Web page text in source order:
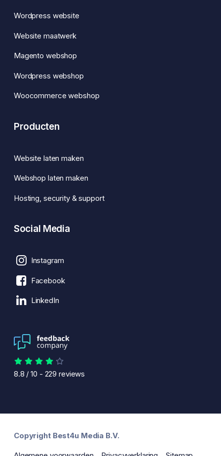
Wordpress website
Website maatwerk
Magento webshop
Wordpress webshop
Woocommerce webshop
Producten
Website laten maken
Webshop laten maken
Hosting, security & support
Social Media
Instagram
Facebook
LinkedIn
8.8 /10 - 229 reviews
Copyright Best4u Media B.V.